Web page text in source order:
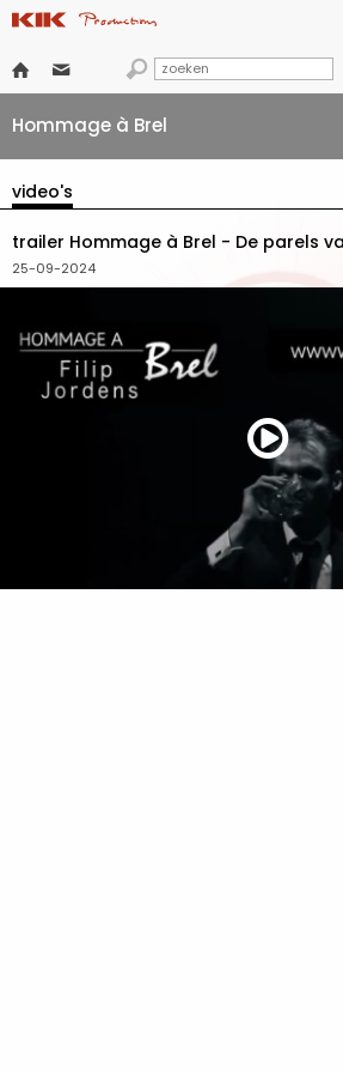
  
Hommage à Brel
video's
trailer Hommage à Brel - De parels
25-09-2024